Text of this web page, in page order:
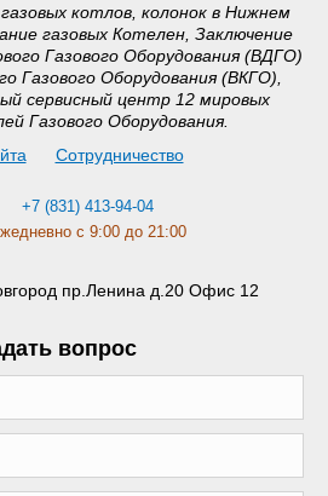
котлов, колонок в Нижнем
газовых Котелен, Заключение
Газового Оборудования (ВДГО)
Газового Оборудования (ВКГО),
сервисный центр 12 мировых
Газового Оборудования.
Сотрудничество
+7 (831) 413-94-04
с 9:00 до 21:00
пр.Ленина д.20 Офис 12
вопрос